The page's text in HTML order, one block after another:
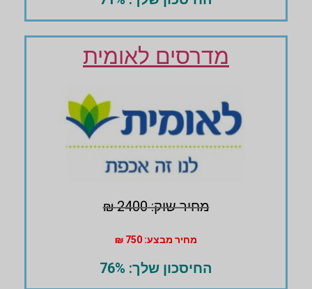
מדרסים לאומית
מחיר שוק: 2400 ₪
מחיר מבצע: 750 ₪
החיסכון שלך: 76%